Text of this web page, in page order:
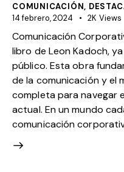
COMUNICACIÓN,
14 febrero, 2024
2K Views
Comunicación
libro de Leon Kadoch,
público. Esta obra
de la comunicación y el
completa para navegar
actual. En un mundo
comunicación